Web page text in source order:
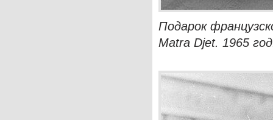
Подарок
Matra Djet. 1965